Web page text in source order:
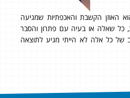
האוזן הקשבת והאכפתיות שמגיעה
כל שאלה או בעיה עם פתרון והסבר
של כל אלה לא הייתי מגיע לתוצאה